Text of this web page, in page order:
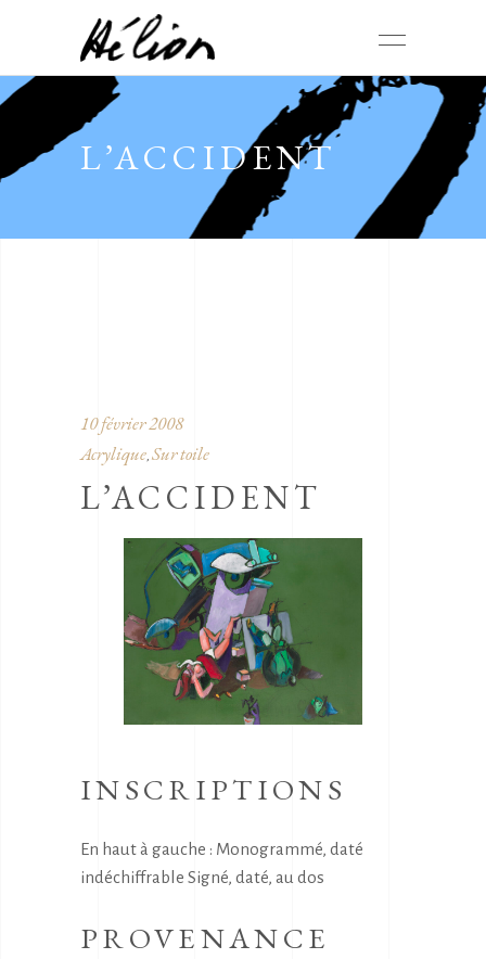
L’ACCIDENT
10 février 2008
Acrylique, Sur toile
L’ACCIDENT
INSCRIPTIONS
En haut à gauche : Monogrammé, daté
indéchiffrable Signé, daté, au dos
PROVENANCE